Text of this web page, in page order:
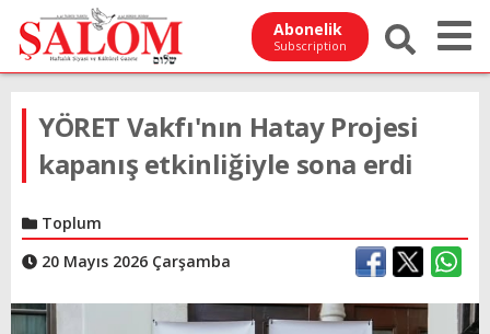
Abonelik
Subscription
YÖRET Vakfı'nın Hatay Projesi
kapanış etkinliğiyle sona erdi
Toplum
20 Mayıs 2026 Çarşamba